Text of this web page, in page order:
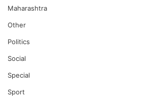
Maharashtra
Other
Politics
Social
Special
Sport